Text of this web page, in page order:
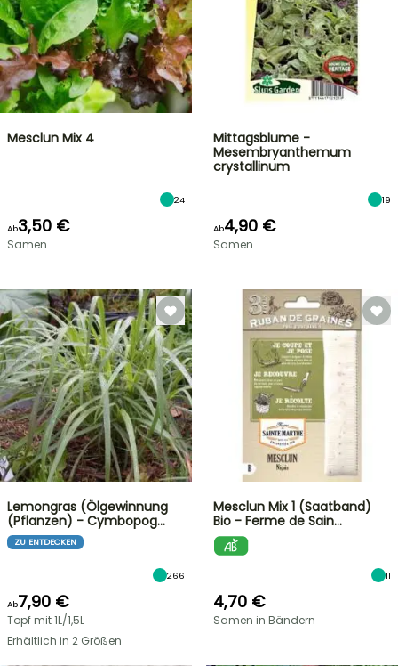
Mesclun Mix 4
24
Ab3,50 €
Samen
Mittagsblume -
Mesembryanthemum
crystallinum
19
Ab4,90 €
Samen
Lemongras (Ölgewinnung
(Pflanzen) - Cymbopog…
ZU ENTDECKEN
266
Ab7,90 €
Topf mit 1L/1,5L
Erhältlich in 2 Größen
Mesclun Mix 1 (Saatband)
Bio - Ferme de Sain…
11
4,70 €
Samen in Bändern